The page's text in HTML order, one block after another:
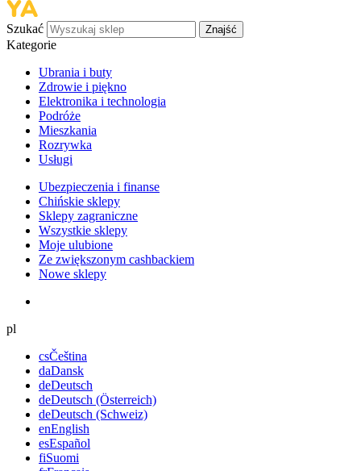
Szukać Znajść
Kategorie
Ubrania i buty
Zdrowie i piękno
Elektronika i technologia
Podróże
Mieszkania
Rozrywka
Usługi
Ubezpieczenia i finanse
Chińskie sklepy
Sklepy zagraniczne
Wszystkie sklepy
Moje ulubione
Ze zwiększonym cashbackiem
Nowe sklepy
pl
csČeština
daDansk
deDeutsch
deDeutsch (Österreich)
deDeutsch (Schweiz)
enEnglish
esEspañol
fiSuomi